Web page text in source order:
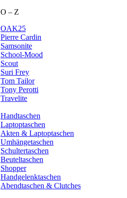
O – Z
OAK25
Pierre Cardin
Samsonite
School-Mood
Scout
Suri Frey
Tom Tailor
Tony Perotti
Travelite
Handtaschen
Laptoptaschen
Akten & Laptoptaschen
Umhängetaschen
Schultertaschen
Beuteltaschen
Shopper
Handgelenktaschen
Abendtaschen & Clutches